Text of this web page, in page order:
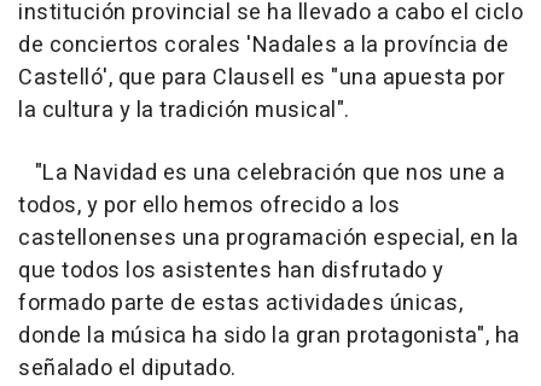
institución provincial se ha llevado a cabo el ciclo
de conciertos corales 'Nadales a la província de
Castelló', que para Clausell es "una apuesta por
la cultura y la tradición musical".
"La Navidad es una celebración que nos une a
todos, y por ello hemos ofrecido a los
castellonenses una programación especial, en la
que todos los asistentes han disfrutado y
formado parte de estas actividades únicas,
donde la música ha sido la gran protagonista", ha
señalado el diputado.